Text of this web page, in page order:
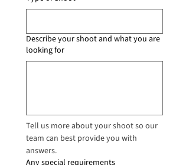
Describe your shoot and what you are
looking for
Tell us more about your shoot so our
team can best provide you with
answers.
Any special requirements